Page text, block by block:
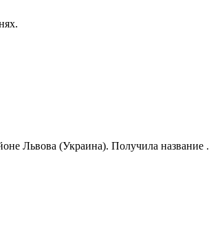
Львова (Украина). Получила название